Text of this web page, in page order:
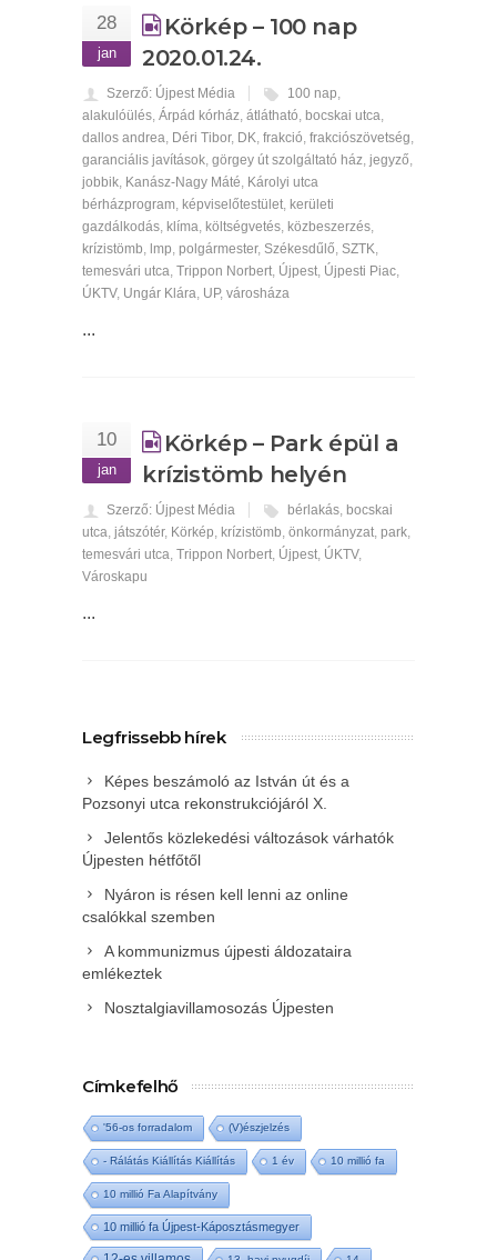
28
jan
Körkép – 100 nap
2020.01.24.
Szerző: Újpest Média 100 nap,
alakulóülés, Árpád kórház, átlátható, bocskai utca,
dallos andrea, Déri Tibor, DK, frakció, frakciószövetség,
garanciális javítások, görgey út szolgáltató ház, jegyző,
jobbik, Kanász-Nagy Máté, Károlyi utca
bérházprogram, képviselőtestület, kerületi
gazdálkodás, klíma, költségvetés, közbeszerzés,
krízistömb, lmp, polgármester, Székesdűlő, SZTK,
temesvári utca, Trippon Norbert, Újpest, Újpesti Piac,
ÚKTV, Ungár Klára, UP, városháza
...
10
jan
Körkép – Park épül a
krízistömb helyén
Szerző: Újpest Média bérlakás, bocskai
utca, játszótér, Körkép, krízistömb, önkormányzat, park,
temesvári utca, Trippon Norbert, Újpest, ÚKTV,
Városkapu
...
Legfrissebb hírek
Képes beszámoló az István út és a
Pozsonyi utca rekonstrukciójáról X.
Jelentős közlekedési változások várhatók
Újpesten hétfőtől
Nyáron is résen kell lenni az online
csalókkal szemben
A kommunizmus újpesti áldozataira
emlékeztek
Nosztalgiavillamosozás Újpesten
Címkefelhő
'56-os forradalom (V)észjelzés
- Rálátás Kiállítás Kiállítás 1 év 10 millió fa
10 millió Fa Alapítvány
10 millió fa Újpest-Káposztásmegyer